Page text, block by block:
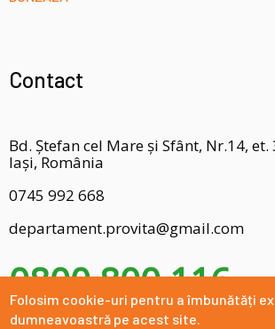
Contact
Bd. Ștefan cel Mare și Sfânt, Nr.14, et.
Iași, România
0745 992 668
departament.provita@gmail.com
0800 800 116
Folosim cookie-uri pentru a îmbunătăți
dumneavoastră pe acest site.